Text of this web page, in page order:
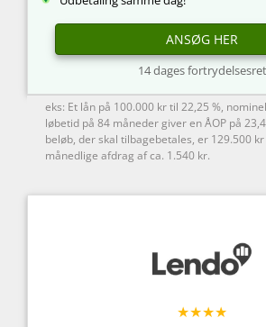
ANSØG HER
14 dages fortrydelsesret
eks: Et lån på 100.000 kr til 22,25 %,
løbetid på 84 måneder giver en ÅOP på
beløb, der skal tilbagebetales, er 129.500
månedlige afdrag af ca. 1.540 kr.
★★★★